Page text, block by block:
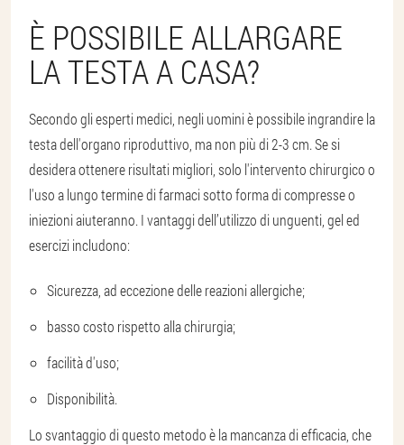
È POSSIBILE ALLARGARE
LA TESTA A CASA?
Secondo gli esperti medici, negli uomini è possibile ingrandire la
testa dell'organo riproduttivo, ma non più di 2-3 cm. Se si
desidera ottenere risultati migliori, solo l'intervento chirurgico o
l'uso a lungo termine di farmaci sotto forma di compresse o
iniezioni aiuteranno. I vantaggi dell’utilizzo di unguenti, gel ed
esercizi includono:
Sicurezza, ad eccezione delle reazioni allergiche;
basso costo rispetto alla chirurgia;
facilità d'uso;
Disponibilità.
Lo svantaggio di questo metodo è la mancanza di efficacia, che